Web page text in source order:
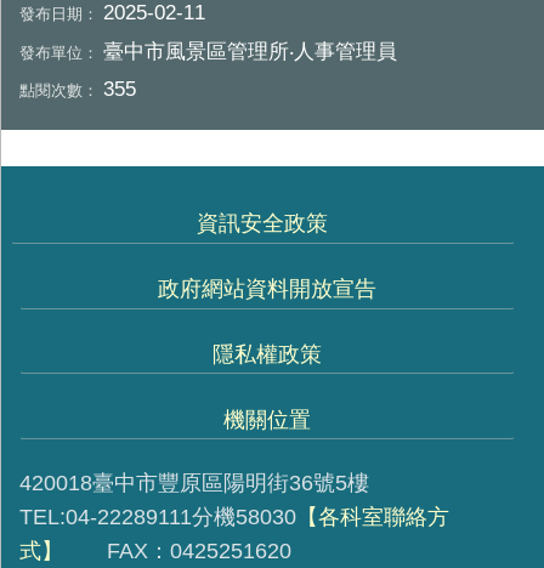
發布日期：2025-02-11
發布單位：臺中市風景區管理所‧人事管理員
點閱次數：355
資訊安全政策
政府網站資料開放宣告
隱私權政策
機關位置
420018臺中市豐原區陽明街36號5樓
TEL:04-22289111分機58030 【各科室聯絡方
式】
FAX：0425251620